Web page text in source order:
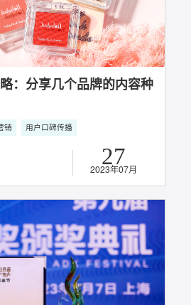
增长？
整合营销 用户口碑传播 超级用户运营
关系经营为品牌赋
空间，实现长效增
17